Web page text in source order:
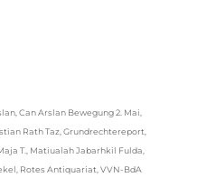
,Can Arslan Bewegung 2. Mai
Rath Taz ,Grundrechtereport
T. Matiualah Jabarhkil Fulda
Rotes Antiquariat ,VVN-BdA